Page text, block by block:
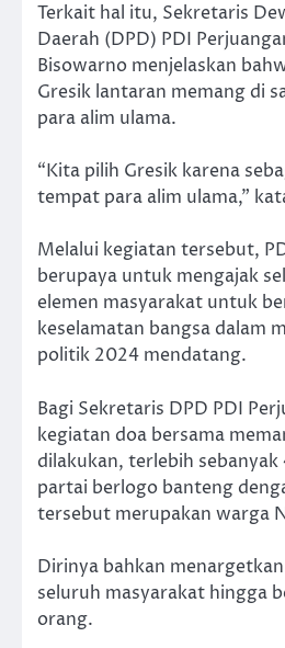
Terkait hal itu, Sekretaris
Daerah (DPD) PDI
Bisowarno menjelaskan
Gresik lantaran memang di
para alim ulama.
“Kita pilih Gresik karena
tempat para alim ulama,”
Melalui kegiatan tersebut,
berupaya untuk mengajak
elemen masyarakat untuk
keselamatan bangsa dalam
politik 2024 mendatang.
Bagi Sekretaris DPD PDI
kegiatan doa bersama
dilakukan, terlebih
partai berlogo banteng
tersebut merupakan warga
Dirinya bahkan
seluruh masyarakat hingga
orang.